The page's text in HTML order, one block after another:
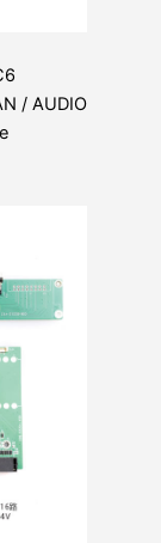
/ AUDIO